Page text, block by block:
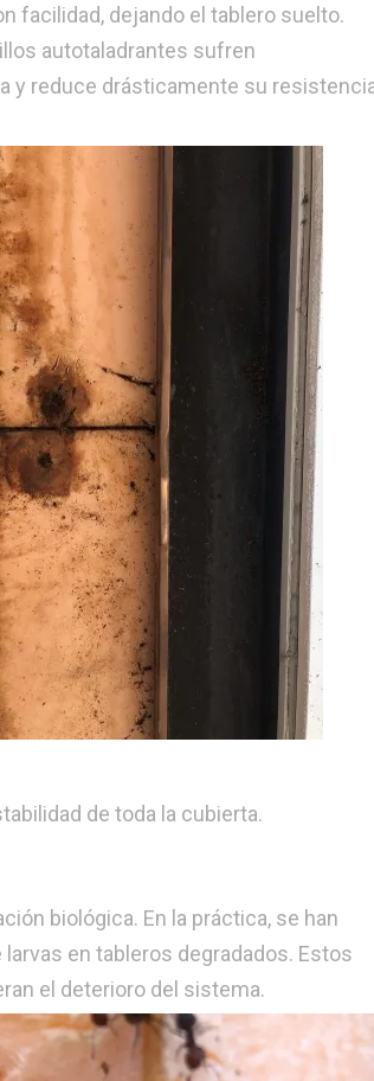
facilidad, dejando el tablero suelto.
autotaladrantes sufren
y reduce drásticamente su
de toda la cubierta.
biológica. En la práctica, se han
en tableros degradados. Estos
el deterioro del sistema.